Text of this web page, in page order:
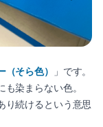
（そら色）
」です。
染まらない色。
り続けるという意思